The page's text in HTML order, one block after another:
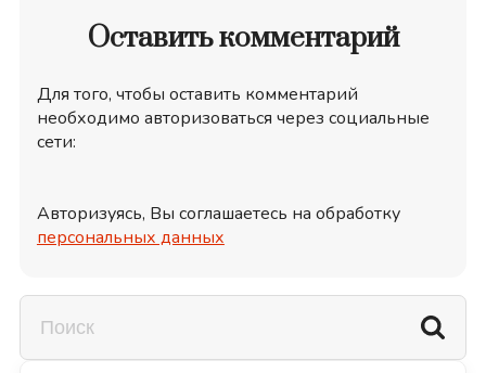
Оставить комментарий
Для того, чтобы оставить комментарий
необходимо авторизоваться через социальные
сети:
Авторизуясь, Вы соглашаетесь на обработку
персональных данных